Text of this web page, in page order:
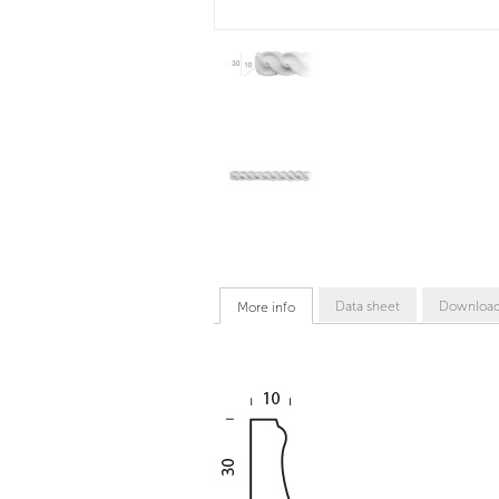
More info Data sheet Download